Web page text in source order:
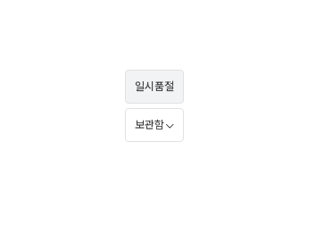
일시품절
보관함